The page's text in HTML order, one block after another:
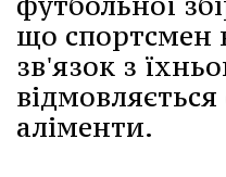
що спортсмен
зв'язок з
аліменти.